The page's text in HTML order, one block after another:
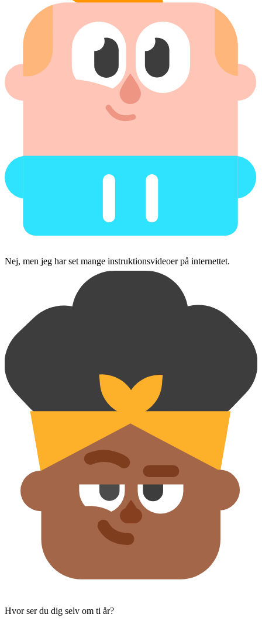
Nej, men jeg har set mange instruktionsvideoer på internettet.
Hvor ser du dig selv om ti år?